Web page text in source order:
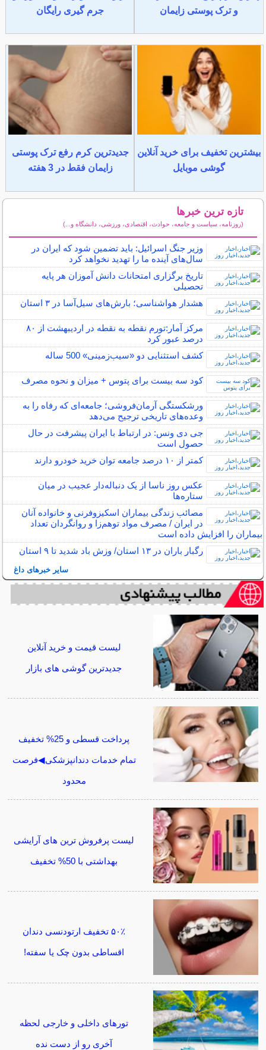
و ترک پوستی زایمان جرم گیری رایگان
بیشترین تخفیف برای خرید آنلاین
گوشی موبایل
جدیدترین کرم رفع ترک پوستی
زایمان فقط در 3 هفته
تازه ترین خبرها
(روزنامه، سیاست و جامعه، حوادث، اقتصادی، ورزشی، دانشگاه و...)
وزیر جنگ اسرائیل: باید تضمین شود که ایران در
سال‌های آینده ما را تهدید نخواهد کرد
تاریخ برگزاری امتحانات دانش آموزان هر پایه
تحصیلی
هشدار هواشناسی؛ بارش‌های سیل‌آسا در ۳ استان
مرکز آمار:تورم نقطه به نقطه در اردیبهشت از ۸۰
درصد عبور کرد
کشف استثنایی دو «سیب‌زمینی» 500 ساله
کود سه بیست برای پتوس + میزان و نحوه مصرف
ورشکستگی آرمان‌فروشی؛ جامعه‌ای که رفاه را به
وعده‌های تاریخی ترجیح می‌دهد
جی دی ونس: در ارتباط با ایران پیشرفت‌ در حال
حصول است
کمتر از ۱۰ درصد جامعه توان خرید خودرو دارند
عکس روز ناسا از یک دنباله‌دار عجیب در میان
ستاره‌ها
مصائب زندگی بیماران اسکیزوفرنی و خانواده آنان
در ایران / مصرف مواد توهم‌زا و روانگردان تعداد
بیماران را افزایش داده است
رگبار باران در ۱۳ استان/ وزش باد شدید تا ۹ استان
سایر خبرهای داغ
لیست قیمت و خرید آنلاین
جدیدترین گوشی های بازار
پرداخت قسطی و 25% تخفیف
تمام خدمات دندانپزشکی◀فرصت
محدود
لیست پرفروش ترین های آرایشی
بهداشتی با 50% تخفیف
۵۰٪ تخفیف ارتودنسی دندان
اقساطی بدون چک یا سفته!
تورهای داخلی و خارجی لحظه
آخری رو از دست نده